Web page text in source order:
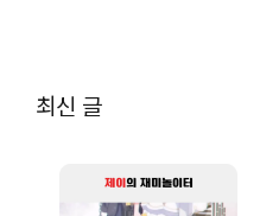
최신 글